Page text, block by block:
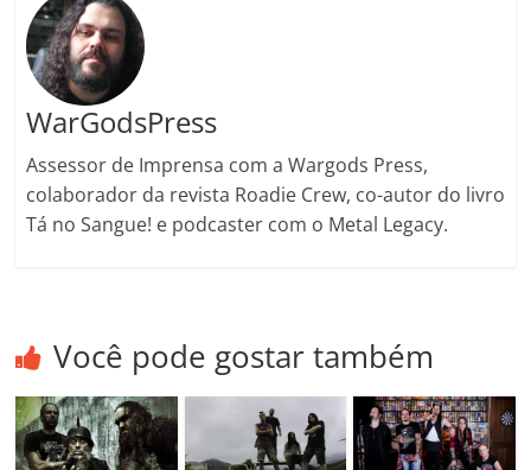
WarGodsPress
Assessor de Imprensa com a Wargods Press,
colaborador da revista Roadie Crew, co-autor do livro
Tá no Sangue! e podcaster com o Metal Legacy.
Você pode gostar também